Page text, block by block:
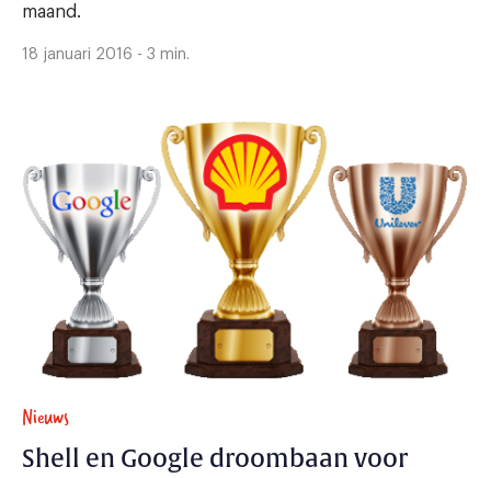
maand.
18 januari 2016 - 3 min.
Nieuws
Shell en Google droombaan voor